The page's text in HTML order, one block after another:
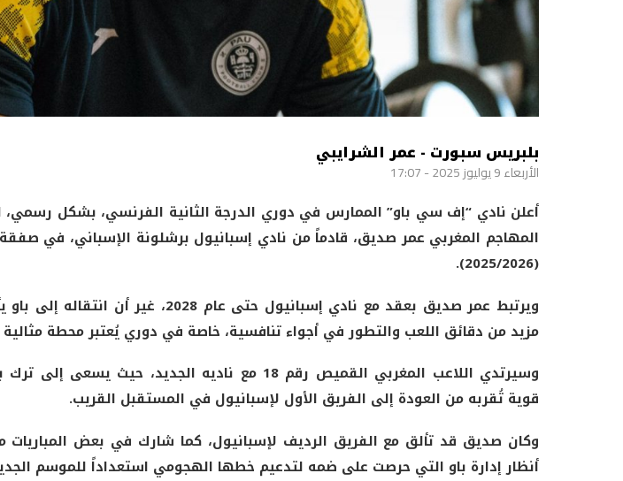
بلبريس سبورت - عمر الشرايبي
الأربعاء 9 يوليوز 2025 - 17:07
أعلن نادي “إف سي باو” الممارس في دوري الدرجة الثانية الفرنسي، بشكل رسمي،
المهاجم المغربي عمر صديق، قادماً من نادي إسبانيول برشلونة الإسباني، في
(2025/2026).
ويرتبط عمر صديق بعقد مع نادي إسبانيول حتى عام
مزيد من دقائق اللعب والتطور في أجواء تنافسية، خاصة في دوري يُعتبر محطة
وسيرتدي اللاعب المغربي القميص رقم 18 مع ناديه الجديد،
قوية تُقربه من العودة إلى الفريق الأول لإسبانيول في المستقبل القريب.
وكان صديق قد تألق مع الفريق الرديف لإسبانيول، كما شارك في بعض المباريات
أنظار إدارة باو التي حرصت على ضمه لتدعيم خطها الهجومي استعداداً للموسم